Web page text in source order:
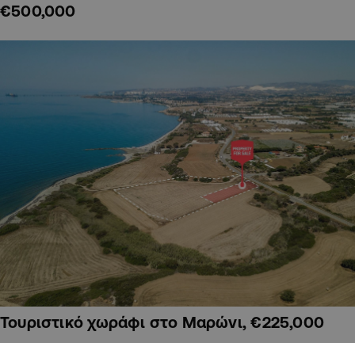
€500,000
Τουριστικό χωράφι στο Μαρώνι, €225,000